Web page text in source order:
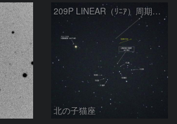
209P LINEAR（ﾘﾆｱ）周期彗星
北の子猫座